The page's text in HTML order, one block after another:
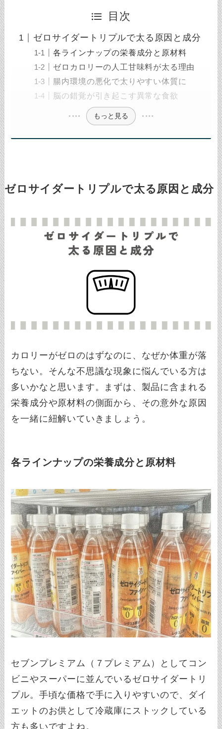
目次
ゼロサイダートリプルで太る原因と成分
各ラインナップの栄養成分と原材料
ゼロカロリーの人工甘味料が太る理由
腸内環境の悪化で太りやすい体質に
脳の錯覚が引き起こす異常な食欲
もっと見る
ゼロサイダートリプルで太る原因と成分
カロリーがゼロのはずなのに、なぜか体重が落
ちない。そんな不思議な現象に悩んでいる方は
多いかなと思います。まずは、製品に含まれる
栄養成分や原材料の側面から、その意外な原因
を一緒に紐解いていきましょう。
各ラインナップの栄養成分と原材料
セブンプレミアム（７プレミアム）としてコン
ビニやスーパーに並んでいるゼロサイダートリ
プル。手頃な価格で手に入りやすいので、ダイ
エットのお供として冷蔵庫にストックしている
方も多いですよね。